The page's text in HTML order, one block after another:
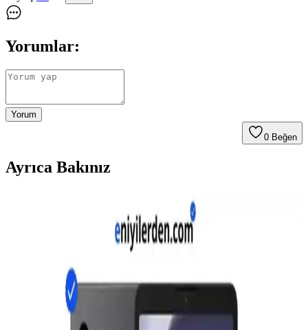
Yorumlar:
Yorum
0 Beğen
Ayrıca Bakınız
Bütçe Dostu Tablet Modelleri: Okuma, İnternet ve
Yayın İçin En Uygun Seçenekler
Okuma, internet ve yayın için uygun fiyatlı tabletler inceleniyor.
Samsung, Lenovo, Amazon Fire, Xiaomi ve Realme modellerinin
özellikleri, avantajları ve kullanım deneyimleri değerlendiriliyor.
Samsung Galaxy Tab S9 Wi-Fi ve depolama
seçenekleriyle çok yönlü kullanım imkanı sunuyor